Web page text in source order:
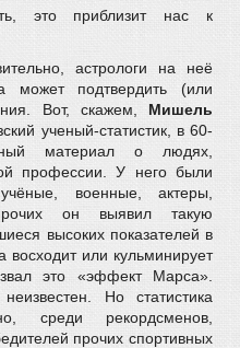
это приблизит нас к
астрологи на неё
может подтвердить (или
Вот, скажем, Мишель
ученый-статистик, в 60-
материал о людях,
профессии. У него были
военные, актеры,
он выявил такую
высоких показателей в
восходит или кульминирует
это «эффект Марса».
Но статистика
среди рекордсменов,
прочих спортивных